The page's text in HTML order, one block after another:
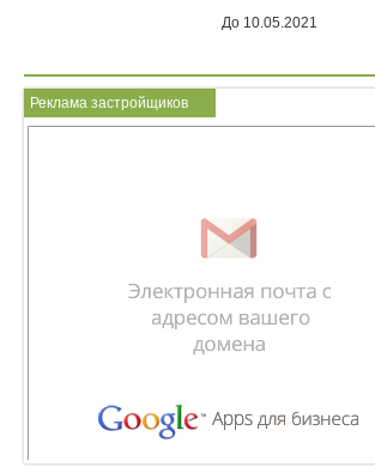
До 10.05.2021
Реклама застройщиков